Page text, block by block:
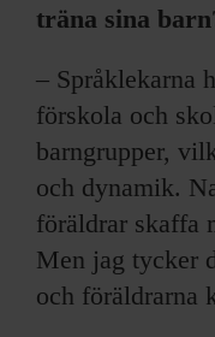
träna sina
– Språklekarna
förskola och
barngrupper,
och dynamik.
föräldrar skaffa
Men jag tycker
och föräldrarna